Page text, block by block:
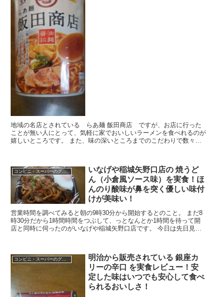
地域の名店とされている らあ麺 飯田商店 ですが、お店に行った
ことが無い人にとって、気軽に家でおいしいラーメンを食べれるのが
嬉しいところです。 また、味の深いところまでのこだわりで数々の
コンビニ・スーパーのグルメ
いなげや稲城矢野口店の 焼うど
ん（小倉風ソース味）を実食！ほ
んのり酸味が鼻を突く優しい味付
けが美味い！
営業時間を調べてみると朝の9時30分から開始するとのこと。 まだ8
時30分だから1時間時間をつぶして、っとなんとか1時間を待って開
店と同時に伺ったのがいなげや稲城矢野口店です。 今日は先日見か
コンビニ・スーパーのグルメ
明治から販売されている 銀座カ
リーの辛口 を実食レビュー！安
定した味はいつでも安心して食べ
られるおいしさ！